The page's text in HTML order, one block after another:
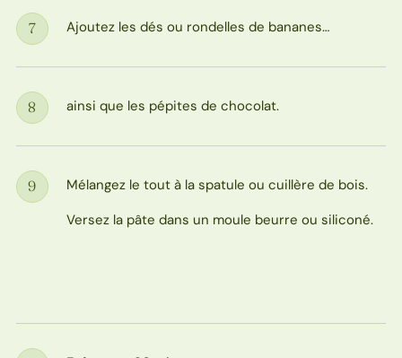
Étape
7 Ajoutez les dés ou rondelles de bananes…
Étape
8 ainsi que les pépites de chocolat.
Étape
9
Mélangez le tout à la spatule ou cuillère de bois.
Versez la pâte dans un moule beurre ou siliconé.